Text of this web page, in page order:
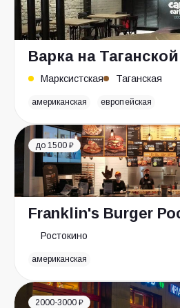
Варка на Таганской
Марксистская Таганская
американская европейская
до 1500 ₽
Franklin's Burger
Ростокино
американская
2000-3000 ₽